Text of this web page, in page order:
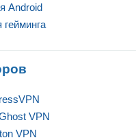
Android
VPN
VPN